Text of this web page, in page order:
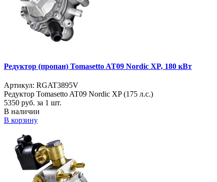
Редуктор (пропан) Tomasetto AT09 Nordic XP, 180 кВт
Артикул: RGAT3895V
Редуктор Tomasetto AT09 Nordic XP (175 л.с.)
5350 руб. за 1 шт.
В наличии
В корзину